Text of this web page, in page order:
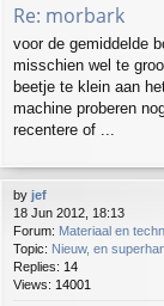
Re: morbark
voor de gemiddelde
misschien wel te
beetje te klein aan
machine proberen
recentere of ...
by jef
18 Jun 2012, 18:13
Forum: Materiaal en
Topic: Nieuw, en
Replies: 14
Views: 14001